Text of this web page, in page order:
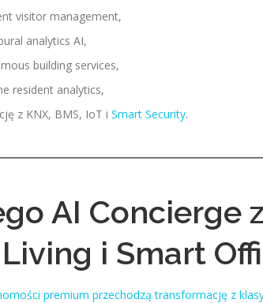
visitor management,
analytics AI,
building services,
resident analytics,
z KNX, BMS, IoT i Smart Security.
AI Concierge
i Smart
premium przechodzą transformację z